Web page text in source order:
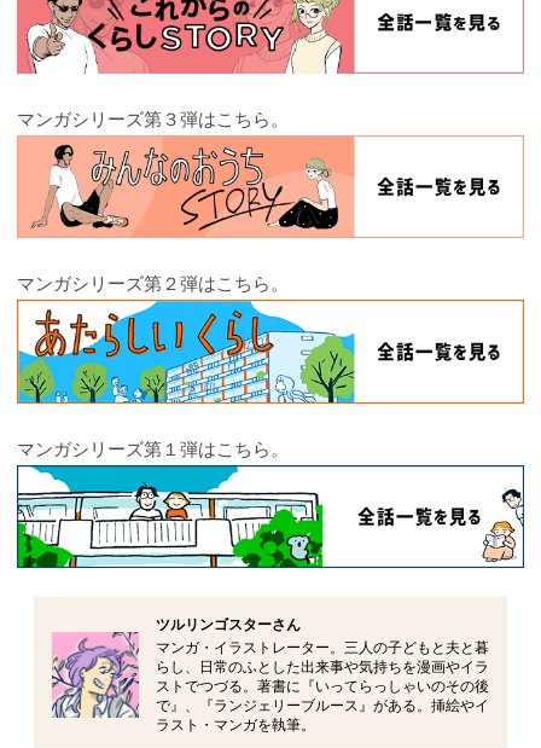
マンガシリーズ第３弾はこちら。
マンガシリーズ第２弾はこちら。
マンガシリーズ第１弾はこちら。
ツルリンゴスターさん
マンガ・イラストレーター。三人の子どもと夫と暮
らし、日常のふとした出来事や気持ちを漫画やイラ
ストでつづる。著書に『いってらっしゃいのその後
で』、『ランジェリーブルース』がある。挿絵やイ
ラスト・マンガを執筆。